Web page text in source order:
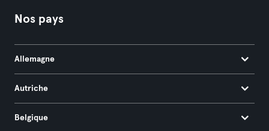
Nos pays
Allemagne
Autriche
Belgique